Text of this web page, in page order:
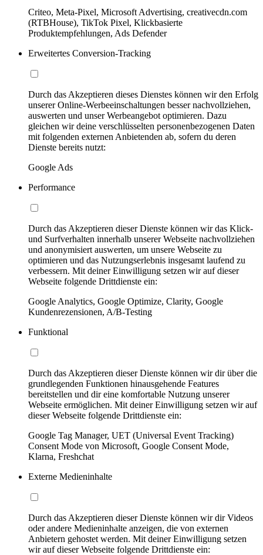
Criteo, Meta-Pixel, Microsoft Advertising, creativecdn.com
(RTBHouse), TikTok Pixel, Klickbasierte
Produktempfehlungen, Ads Defender
Erweitertes Conversion-Tracking
Durch das Akzeptieren dieses Dienstes können wir den Erfolg
unserer Online-Werbeeinschaltungen besser nachvollziehen,
auswerten und unser Werbeangebot optimieren. Dazu
gleichen wir deine verschlüsselten personenbezogenen Daten
mit folgenden externen Anbietenden ab, sofern du deren
Dienste bereits nutzt:
Google Ads
Performance
Durch das Akzeptieren dieser Dienste können wir das Klick-
und Surfverhalten innerhalb unserer Webseite nachvollziehen
und anonymisiert auswerten, um unsere Webseite zu
optimieren und das Nutzungserlebnis insgesamt laufend zu
verbessern. Mit deiner Einwilligung setzen wir auf dieser
Webseite folgende Drittdienste ein:
Google Analytics, Google Optimize, Clarity, Google
Kundenrezensionen, A/B-Testing
Funktional
Durch das Akzeptieren dieser Dienste können wir dir über die
grundlegenden Funktionen hinausgehende Features
bereitstellen und dir eine komfortable Nutzung unserer
Webseite ermöglichen. Mit deiner Einwilligung setzen wir auf
dieser Webseite folgende Drittdienste ein:
Google Tag Manager, UET (Universal Event Tracking)
Consent Mode von Microsoft, Google Consent Mode,
Klarna, Freshchat
Externe Medieninhalte
Durch das Akzeptieren dieser Dienste können wir dir Videos
oder andere Medieninhalte anzeigen, die von externen
Anbietern gehostet werden. Mit deiner Einwilligung setzen
wir auf dieser Webseite folgende Drittdienste ein: